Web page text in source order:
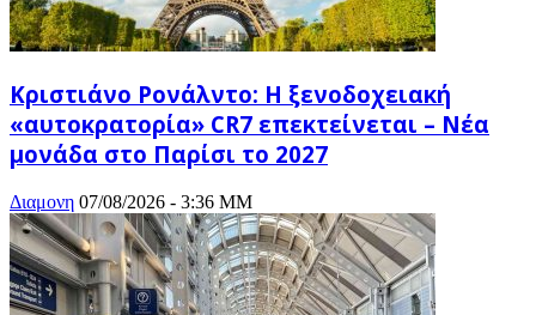
Κριστιάνο Ρονάλντο: Η ξενοδοχειακή
«αυτοκρατορία» CR7 επεκτείνεται – Νέα
μονάδα στο Παρίσι το 2027
Διαμονη 07/08/2026 - 3:36 ΜΜ